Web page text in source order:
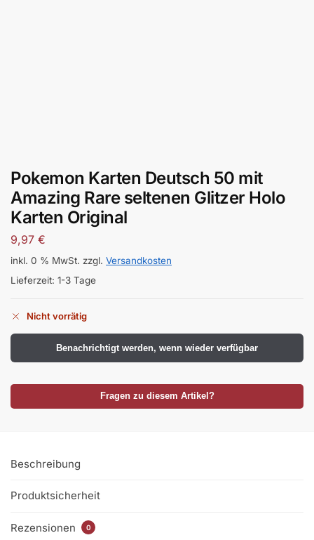
Pokemon Karten Deutsch 50 mit
Amazing Rare seltenen Glitzer Holo
Karten Original
9,97 €
inkl. 0 % MwSt. zzgl. Versandkosten
Lieferzeit: 1-3 Tage
Nicht vorrätig
Benachrichtigt werden, wenn wieder verfügbar
Fragen zu diesem Artikel?
Beschreibung
Produktsicherheit
Rezensionen 0